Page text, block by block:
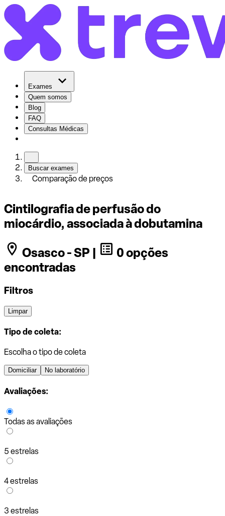
Exames
Quem somos
Blog
FAQ
Consultas Médicas
Buscar exames
Comparação de preços
Cintilografia de perfusão do
miocárdio, associada à dobutamina
Osasco - SP |
0 opções
encontradas
Filtros
Limpar
Tipo de coleta:
Escolha o tipo de coleta
Domiciliar No laboratório
Avaliações:
Todas as avaliações
5 estrelas
4 estrelas
3 estrelas